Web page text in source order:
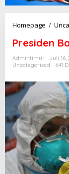
Homepage /
Presiden
Admintimur
Juli 16,
Uncategorized
641